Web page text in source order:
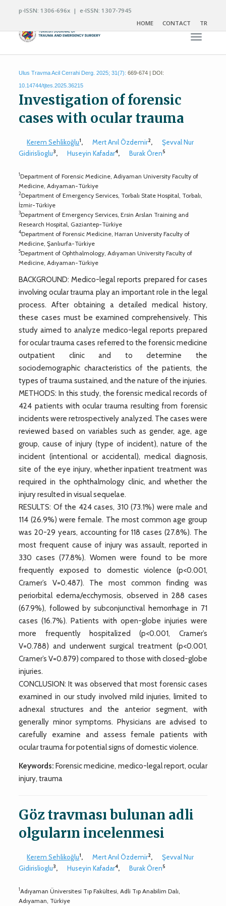
p-ISSN: 1306-696x | e-ISSN: 1307-7945
HOME
CONTACT TR
Toggle
Ulus Travma Acil Cerrahi Derg. 2025; 31(7): 669-674 | DOI:
10.14744/tjtes.2025.36215
Investigation of forensic
cases with ocular trauma
Kerem Sehlikoğlu1, Mert Anıl Özdemir2,
Şevval Nur
Gidirislioglu3, Huseyin Kafadar4, Burak Ören5
1Department of Forensic Medicine, Adiyaman University Faculty of
Medicine, Adıyaman-Türkiye
2Department of Emergency Services, Torbalı State Hospital, Torbalı,
İzmir-Türkiye
3Department of Emergency Services, Ersin Arslan Training and
Research Hospital, Gaziantep-Türkiye
4Department of Forensic Medicine, Harran University Faculty of
Medicine, Şanlıurfa-Türkiye
5Department of Ophthalmology, Adıyaman University Faculty of
Medicine, Adıyaman-Türkiye
BACKGROUND: Medico-legal reports prepared for cases
involving ocular trauma play an important role in the legal
process. After obtaining a detailed medical history,
these cases must be examined comprehensively. This
study aimed to analyze medico-legal reports prepared
for ocular trauma cases referred to the forensic medicine
outpatient clinic and to determine the
sociodemographic characteristics of the patients, the
types of trauma sustained, and the nature of the injuries.
METHODS: In this study, the forensic medical records of
424 patients with ocular trauma resulting from forensic
incidents were retrospectively analyzed. The cases were
reviewed based on variables such as gender, age, age
group, cause of injury (type of incident), nature of the
incident (intentional or accidental), medical diagnosis,
site of the eye injury, whether inpatient treatment was
required in the ophthalmology clinic, and whether the
injury resulted in visual sequelae.
RESULTS: Of the 424 cases, 310 (73.1%) were male and
114 (26.9%) were female. The most common age group
was 20-29 years, accounting for 118 cases (27.8%). The
most frequent cause of injury was assault, reported in
330 cases (77.8%). Women were found to be more
frequently exposed to domestic violence (p<0.001,
Cramer’s V=0.487). The most common finding was
periorbital edema/ecchymosis, observed in 288 cases
(67.9%), followed by subconjunctival hemorrhage in 71
cases (16.7%). Patients with open-globe injuries were
more frequently hospitalized (p<0.001, Cramer’s
V=0.788) and underwent surgical treatment (p<0.001,
Cramer’s V=0.879) compared to those with closed-globe
injuries.
CONCLUSION: It was observed that most forensic cases
examined in our study involved mild injuries, limited to
adnexal structures and the anterior segment, with
generally minor symptoms. Physicians are advised to
carefully examine and assess female patients with
ocular trauma for potential signs of domestic violence.
Keywords: Forensic medicine, medico-legal report, ocular
injury, trauma
Göz travması bulunan adli
olguların incelenmesi
Kerem Sehlikoğlu1, Mert Anıl Özdemir2,
Şevval Nur
Gidirislioglu3, Huseyin Kafadar4, Burak Ören5
1Adıyaman Üniversitesi Tıp Fakültesi, Adli Tıp Anabilim Dalı,
Adıyaman, Türkiye